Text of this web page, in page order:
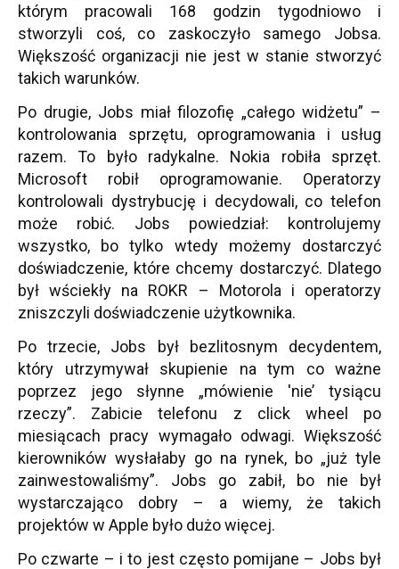
którym pracowali 168 godzin tygodniowo i
stworzyli coś, co zaskoczyło samego Jobsa.
Większość organizacji nie jest w stanie stworzyć
takich warunków.
Po drugie, Jobs miał filozofię „całego widżetu” –
kontrolowania sprzętu, oprogramowania i usług
razem. To było radykalne. Nokia robiła sprzęt.
Microsoft robił oprogramowanie. Operatorzy
kontrolowali dystrybucję i decydowali, co telefon
może robić. Jobs powiedział: kontrolujemy
wszystko, bo tylko wtedy możemy dostarczyć
doświadczenie, które chcemy dostarczyć. Dlatego
był wściekły na ROKR – Motorola i operatorzy
zniszczyli doświadczenie użytkownika.
Po trzecie, Jobs był bezlitosnym decydentem,
który utrzymywał skupienie na tym co ważne
poprzez jego słynne „mówienie 'nie’ tysiącu
rzeczy”. Zabicie telefonu z click wheel po
miesiącach pracy wymagało odwagi. Większość
kierowników wysłałaby go na rynek, bo „już tyle
zainwestowaliśmy”. Jobs go zabił, bo nie był
wystarczająco dobry – a wiemy, że takich
projektów w Apple było dużo więcej.
Po czwarte – i to jest często pomijane – Jobs był